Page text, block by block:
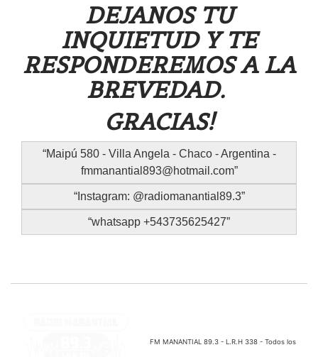
DEJANOS TU
INQUIETUD Y TE
RESPONDEREMOS A LA
BREVEDAD.
GRACIAS!
Maipú 580 - Villa Angela - Chaco - Argentina -
fmmanantial893@hotmail.com
Instagram: @radiomanantial89.3
whatsapp +543735625427
FM MANANTIAL 89.3 - L.R.H 338 - Todos los